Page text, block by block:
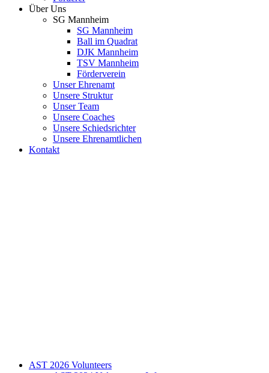
Über Uns
SG Mannheim
SG Mannheim
Ball im Quadrat
DJK Mannheim
TSV Mannheim
Förderverein
Unser Ehrenamt
Unsere Struktur
Unser Team
Unsere Coaches
Unsere Schiedsrichter
Unsere Ehrenamtlichen
Kontakt
AST 2026 Volunteers